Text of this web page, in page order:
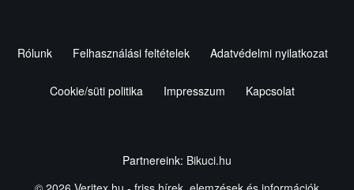
Rólunk Felhasználási feltételek Adatvédelmi nyilatkozat
Cookie/süti politika Impresszum Kapcsolat
Partnereink: Bikuci.hu